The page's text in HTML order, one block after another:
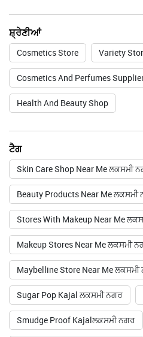
ਸ਼੍ਰੇਣੀਆਂ
Cosmetics Store Variety
Cosmetics And Perfumes
Health And Beauty Shop
ਟੈਗ
Skin Care Shop Near Me ਲਕਸਮੀ
Beauty Products Near Me ਲਕਸਮੀ
Stores With Makeup Near Me
Makeup Stores Near Me ਲਕਸਮੀ
Maybelline Store Near Me
Sugar Pop Kajal ਲਕਸਮੀ ਨਗਰ
Smudge Proof Kajalਲਕਸਮੀ ਨਗਰ